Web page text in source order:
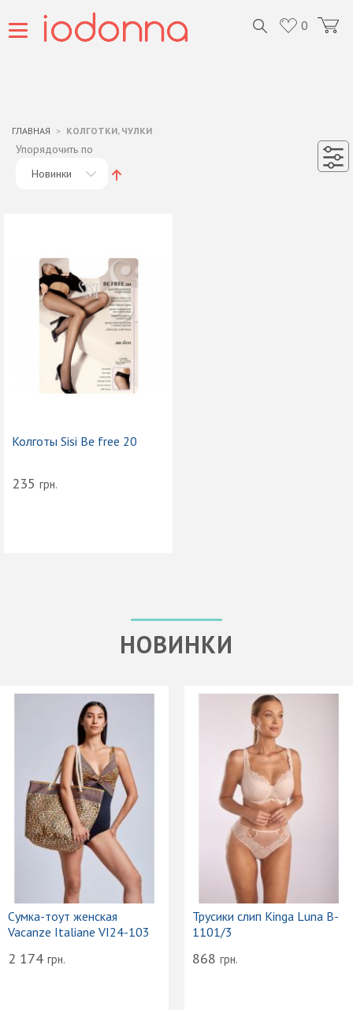
0
ГЛАВНАЯ КОЛГОТКИ, ЧУЛКИ
Упорядочить по
Новинки
Колготы Sisi Be free 20
235 грн.
НОВИНКИ
Сумка-тоут женская
Vacanze Italiane VI24-103
2 174 грн.
Трусики слип Kinga Luna B-
1101/3
868 грн.